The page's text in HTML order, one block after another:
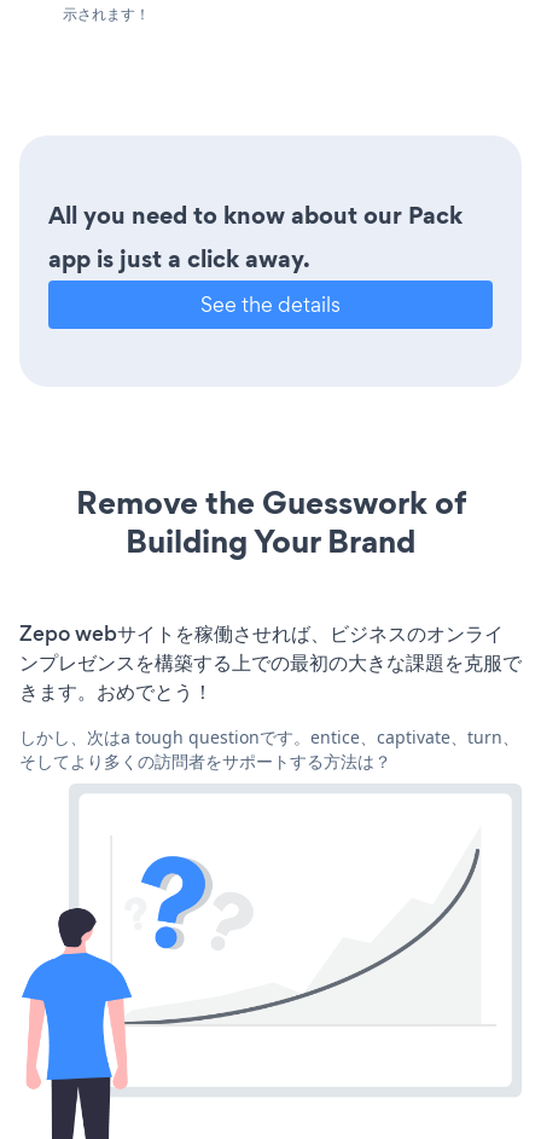
示されます！
All you need to know about our Pack
app is just a click away.
See the details
Remove the Guesswork of
Building Your Brand
Zepo webサイトを稼働させれば、ビジネスのオンライ
ンプレゼンスを構築する上での最初の大きな課題を克服で
きます。おめでとう！
しかし、次はa tough questionです。entice、captivate、turn、
そしてより多くの訪問者をサポートする方法は？